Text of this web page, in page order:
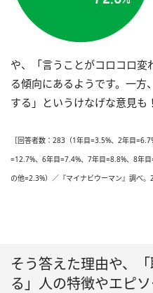
や、「言うことがコロコロ
る傾向にあるようです。一方
する」というけなげな意見も！
［回答者数：283（1年目=3.5%、2年目
=12.7%、6年目=7.4%、7年目=8.8%、8年
の他=2.3%）／『マイナビウーマン』調べ。
そう答えた理由や、
る」人の特徴やエピ